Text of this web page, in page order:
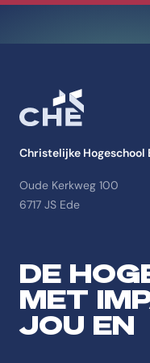
Christelijke Hogeschool
Oude Kerkweg 100
6717 JS Ede
DE
MET
JOU EN